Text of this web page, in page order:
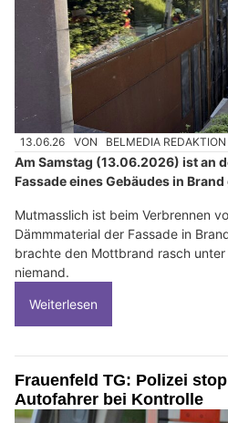
13.06.26 VON BELMEDIA REDAKTION
Am Samstag (13.06.2026) ist an
Fassade eines Gebäudes in Brand
Mutmasslich ist beim Verbrennen
Dämmmaterial der Fassade in
brachte den Mottbrand rasch
niemand.
Weiterlesen
Frauenfeld TG: Polizei
Autofahrer bei Kontrolle